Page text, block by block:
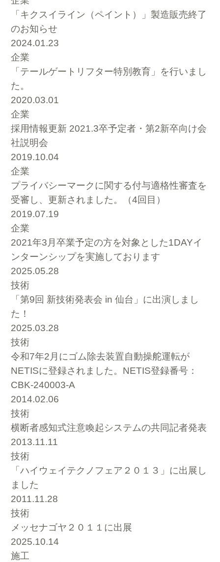
「キクスイライン（ペイント）」製造販売終了
のお知らせ
2024.01.23
企業
「テールゲートリフター特別教育」を行いまし
た。
2020.03.01
企業
採用情報更新 2021.3卒予定者・第2新卒向け会
社説明会
2019.10.04
企業
プライバシーマークに関する付与適格性審査を
受審し、更新されました。（4回目）
2019.07.19
企業
2021年3月卒業予定の方を対象とした1DAYイ
ンターンシップを実施しております
2025.05.28
技術
「第9回 新技術発表会 in 仙台」に出演しまし
た！
2025.03.28
技術
令和7年2月にゴム除去装置自動操舵運転が
NETISに登録されました。NETIS登録番号：
CBK-240003-A
2014.02.06
技術
横断者感知式注意喚起システムの共同記者発表
2013.11.11
技術
「ハイウェイテクノフェア２０１３」に出展し
ました
2011.11.28
技術
メッセナゴヤ２０１１に出展
2025.10.14
施工